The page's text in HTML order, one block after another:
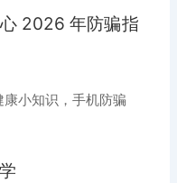
2026 年防骗指
康小知识，手机防骗